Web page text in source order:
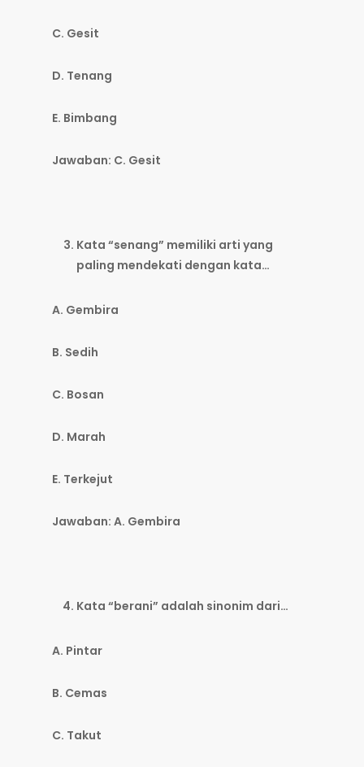
C. Gesit
D. Tenang
E. Bimbang
Jawaban: C. Gesit
Kata “senang” memiliki arti yang
paling mendekati dengan kata…
A. Gembira
B. Sedih
C. Bosan
D. Marah
E. Terkejut
Jawaban: A. Gembira
Kata “berani” adalah sinonim dari…
A. Pintar
B. Cemas
C. Takut